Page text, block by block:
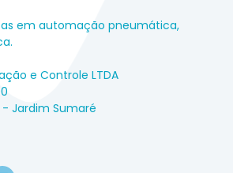
em automação pneumática,
e Controle LTDA
Jardim Sumaré